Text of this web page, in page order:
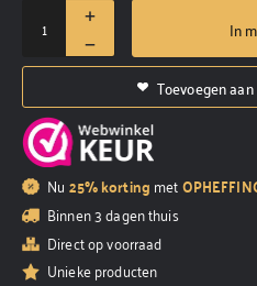
In
Toevoegen
Nu 25% korting met
Binnen 3 dagen thuis
Direct op voorraad
Unieke producten